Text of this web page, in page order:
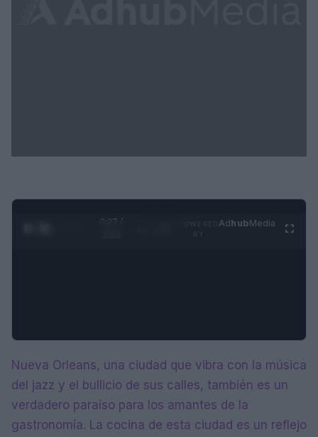
0:28 /
AdhubMedia
Nueva Orleans, una ciudad que vibra con la música
del jazz y el bullicio de sus calles, también es un
verdadero paraíso para los amantes de la
gastronomía. La cocina de esta ciudad es un reflejo